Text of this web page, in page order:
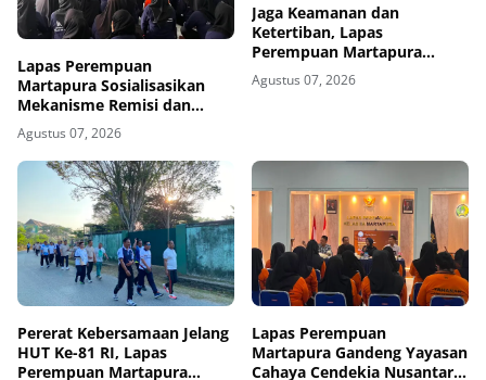
Lapas Perempuan
Martapura Sosialisasikan
Mekanisme Remisi dan
Integrasi kepada Warga
Binaan
Agustus 07, 2026
Jaga Keamanan dan
Ketertiban, Lapas
Perempuan Martapura
Intensifkan Razia di Blok
Maximum Security
Agustus 07, 2026
Pererat Kebersamaan Jelang
HUT Ke-81 RI, Lapas
Perempuan Martapura
Lapas Perempuan
Martapura Gandeng Yayasan
Cahaya Cendekia Nusantara